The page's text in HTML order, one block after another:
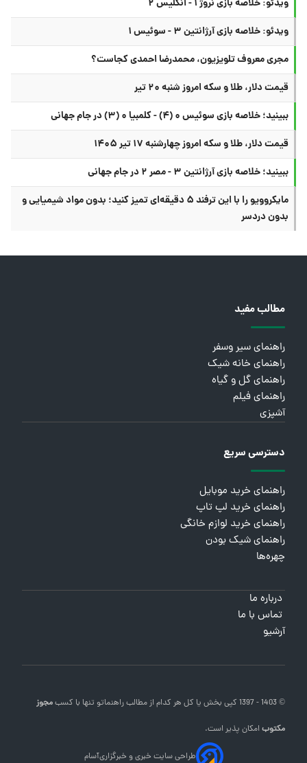
ویدئو: خلاصه بازی نروژ ۱ - انگلیس ۲
ویدئو: خلاصه بازی آرژانتین ۳ - سوئیس ۱
مجری معروف تلویزیون، محمدرضا احمدی کجاست؟
قیمت دلار، طلا و سکه امروز شنبه ۲۰ تیر
ببینید؛ خلاصه بازی سوئیس ۰ (۴) - کلمبیا ۰ (۳) در جام جهانی
قیمت دلار، طلا و سکه امروز چهارشنبه ۱۷ تیر ۱۴۰۵
ببینید؛ خلاصه بازی آرژانتین ۳ - مصر ۲ در جام جهانی
مایکروویو را با این ترفند ۵ دقیقه‌ای تمیز کنید؛ بدون مواد شیمیایی و
بدون دردسر
مطالب مفید
راهنمای سیر وسفر
راهنمای خانه شیک
راهنمای گل و گیاه
راهنمای فیلم
آشپزی
دسترسی سریع
راهنمای خرید موبایل
راهنمای خرید لپ تاپ
راهنمای خرید لوازم خانگی
راهنمای شیک بودن
چهره‌ها
درباره ما
تماس با ما
آرشیو
© 1403 - 1397 کپی بخش یا کل هر کدام از مطالب راهنماتو تنها با کسبمجوز
مکتوبامکان پذیر است.
طراحی سایت خبری و خبرگزاریآسام